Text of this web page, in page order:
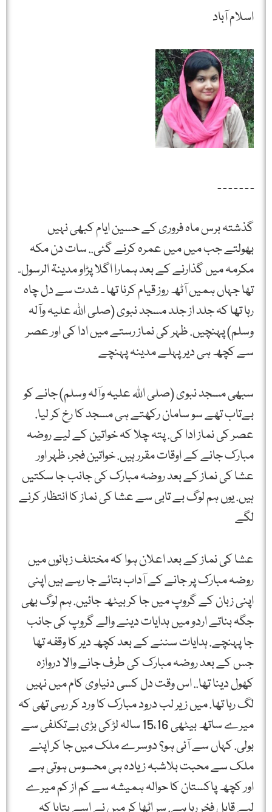
اسلام آباد
۔ ۔ ۔ ۔ ۔ ۔ ۔
گذشتہ برس ماہ فروری کے حسین ایام کبھی نہیں
بھولتے جب میں میں عمرہ کرنے گئی.. سات دن مکہ
مکرمہ میں گذارنے کے بعد ہمارا اگلا پڑاو مدینۃ الرسول ّ
تھا جہاں ہمیں آٹھ روز قیام کرنا تھا ۔ شدت سے دل چاہ
رہا تھا کہ جلد از جلد مسجد نبوی (صلی اللہ علیہ وآلہ
وسلم) پہنچیں. ظہر کی نماز رستے میں ادا کی اور عصر
سے کچھ ہی دیر پہلے مدینہ پہنچے
سبھی مسجد نبوی (صلی اللہ علیہ وآلہ وسلم) جانے کو
بےتاب تھے سو سامان رکھتے ہی مسجد کا رخ کر لیا.
عصر کی نماز ادا کی. پتہ چلا کہ خواتین کے لیے روضہ
مبارک جانے کے اوقات مقرر ہیں. خواتین فجر، ظہر اور
عشا کی نماز کے بعد روضہ مبارک کی جانب جا سکتیں
ہیں. یوں ہم لوگ بے تابی سے عشا کی نماز کا انتظار کرنے
لگے
عشا کی نماز کے بعد اعلان ہوا کہ مختلف زبانوں میں
روضہ مبارک پر جانے کے آداب بتائے جا رہے ہیں اپنی
اپنی زبان کے گروپ میں جا کر بیٹھ جائیں. ہم لوگ بھی
جگہ بناتے اردو میں ہدایات دینے والے گروپ کی جانب
جا پہنچے. ہدایات سننے کے بعد کچھ دیر کا وقفہ تھا
جس کے بعد روضہ مبارک کی طرف جانے والا دروازہ
کھول دینا تھا.. اس وقت دل کسی دنیاوی کام میں نہیں
لگ رہا تھا. میں زیر لب درود مبارک کا ورد کر رہی تھی کہ
میرے ساتھ بیٹھی 15،16 سالہ لڑکی بڑی بےتکلفی سے
بولی. کہاں سے آئی ہو؟ دوسرے ملک میں جا کر اپنے
ملک سے محبت بلاشبہ زیادہ ہی محسوس ہوتی ہے
اور کچھ پاکستان کا حوالہ ہمیشہ سے کم از کم میرے
لیے قابل فخر رہا ہے. سر اٹھا کر میں نے اسے بتایا کہ